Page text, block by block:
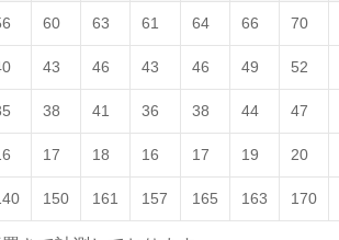
60 63 61 64 66 70
43 46 43 46 49 52
38 41 36 38 44 47
17 18 16 17 19 20
150 161 157 165 163 170